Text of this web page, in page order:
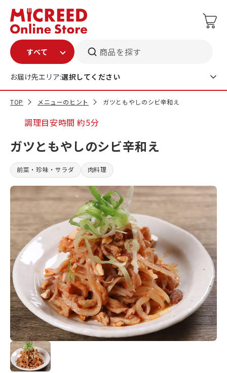
商品を探す
お届け先エリア:選択してください
TOP メニューのヒント ガツともやしのシビ辛和え
調理目安時間約5分
ガツともやしのシビ辛和え
前菜・珍味・サラダ 肉料理